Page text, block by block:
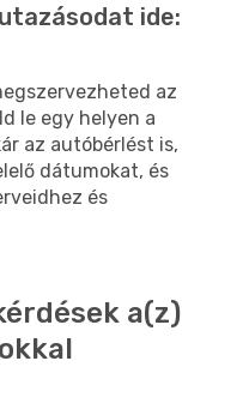
ide:
az
le egy helyen a
az autóbérlést is,
dátumokat, és
és
a(z)